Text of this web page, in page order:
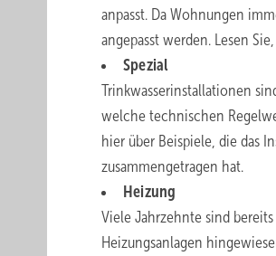
anpasst. Da Wohnungen
angepasst werden. Lesen
Spezial
Trinkwasserinstallationen
welche ­technischen
hier über Beispiele, die das
zusammengetragen hat.
Heizung
Viele Jahrzehnte sind
Heizungsanlagen